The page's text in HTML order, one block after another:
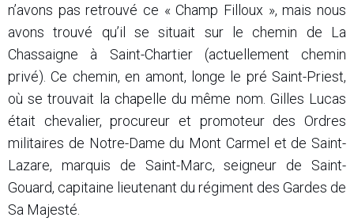
n’avons pas retrouvé ce « Champ Filloux », mais nous
avons trouvé qu’il se situait sur le chemin de La
Chassaigne à Saint-Chartier (actuellement chemin
privé). Ce chemin, en amont, longe le pré Saint-Priest,
où se trouvait la chapelle du même nom. Gilles Lucas
était chevalier, procureur et promoteur des Ordres
militaires de Notre-Dame du Mont Carmel et de Saint-
Lazare, marquis de Saint-Marc, seigneur de Saint-
Gouard, capitaine lieutenant du régiment des Gardes de
Sa Majesté.